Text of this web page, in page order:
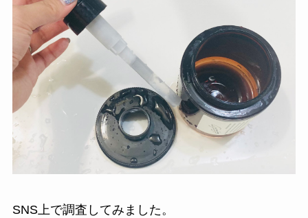
SNS上で調査してみました。